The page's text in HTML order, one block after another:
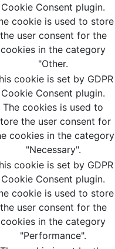
Cookie Consent plugin.
cookie is used to store
the user consent for the
cookies in the category
"Other.
cookie is set by GDPR
Cookie Consent plugin.
The cookies is used to
the user consent for
cookies in the category
"Necessary".
cookie is set by GDPR
Cookie Consent plugin.
cookie is used to store
the user consent for the
cookies in the category
"Performance".